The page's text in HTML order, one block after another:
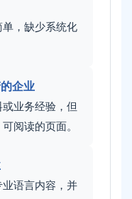
，缺少系统化
企业
业务经验，但
阅读的页面。
语言内容，并